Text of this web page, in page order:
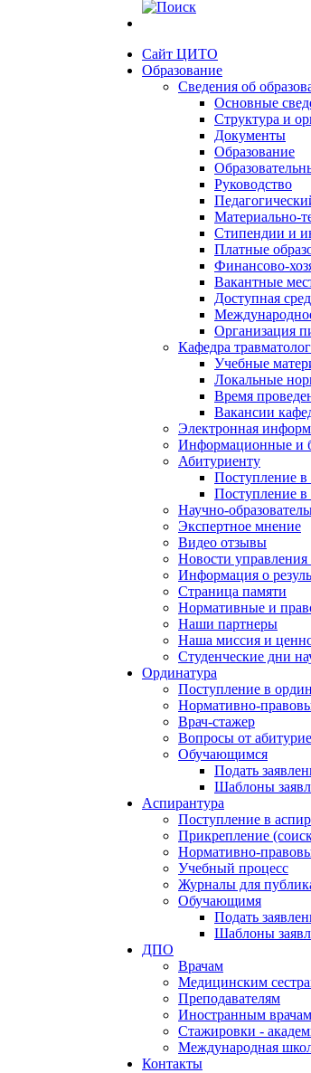
Сайт ЦИТО
Образование
Сведения об
Основные
Структура и
Документы
Образование
Руководство
Материально-
Стипендии и
Платные
Финансово-
Вакантные
Доступная
Организация
Кафедра
Учебные
Локальные
Время
Вакансии
Электронная
Информационные и
Абитуриенту
Поступление в
Поступление в
Научно-
Экспертное мнение
Видео отзывы
Новости управления
Информация о
Страница памяти
Нормативные и
Наши партнеры
Наша миссия и
Студенческие дни
Ординатура
Поступление в
Нормативно-
Врач-стажер
Вопросы от
Обучающимся
Подать
Шаблоны
Аспирантура
Поступление в
Прикрепление
Нормативно-
Учебный процесс
Журналы для
Обучающимя
Подать
Шаблоны
ДПО
Врачам
Медицинским
Преподавателям
Иностранным врачам
Стажировки -
Международная
Контакты